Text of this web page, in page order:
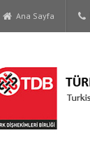
Ana Sayfa